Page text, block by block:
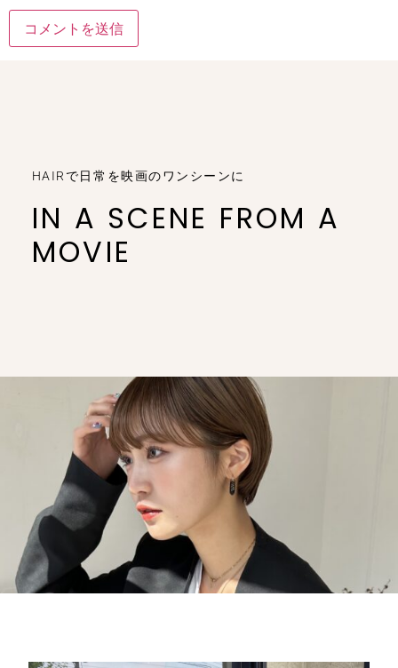
HAIRで日常を映画のワンシーンに
IN A SCENE FROM A
MOVIE